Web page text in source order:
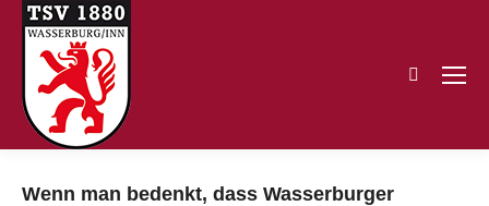
Search:
Wenn man bedenkt, dass Wasserburger